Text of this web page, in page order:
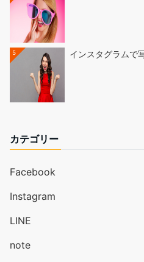
5 インスタグラムで
カテゴリー
Facebook
Instagram
LINE
note